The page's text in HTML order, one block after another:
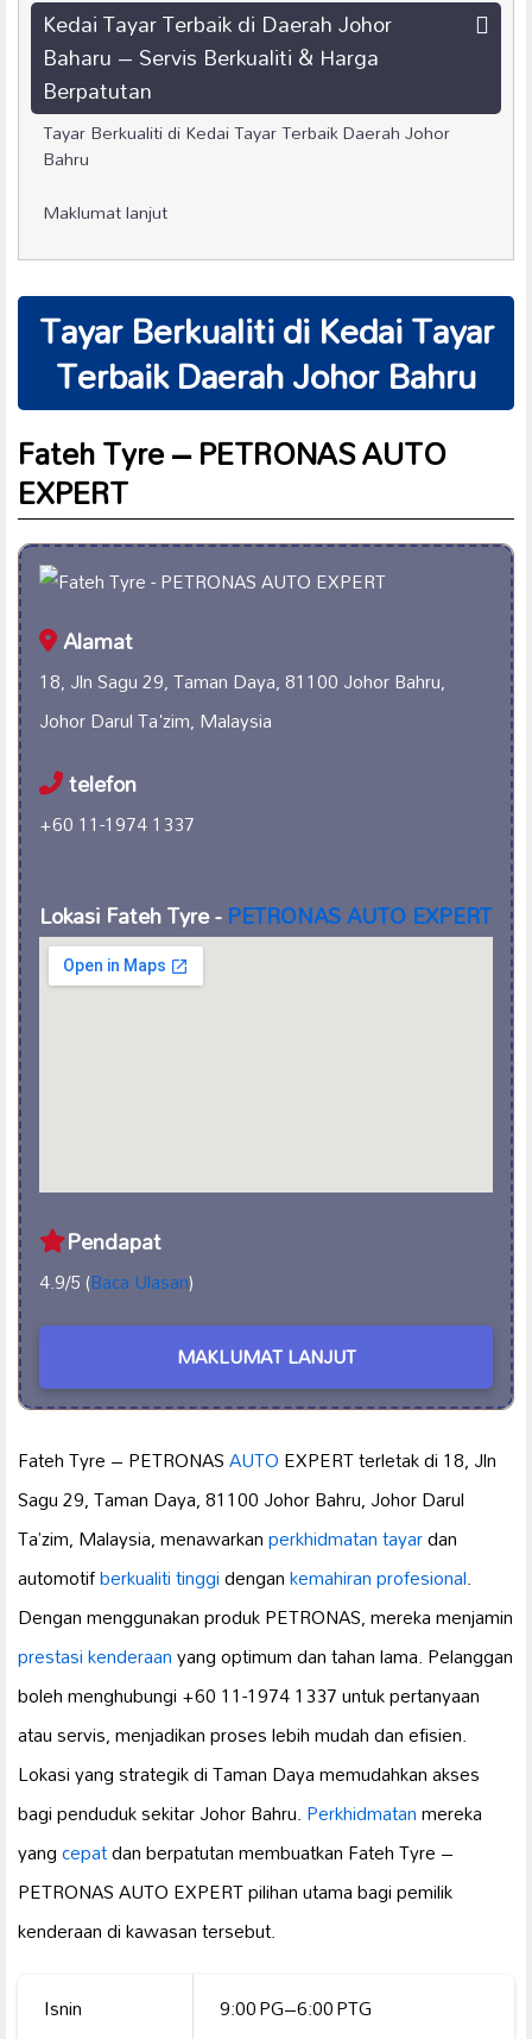
Kedai Tayar Terbaik di Daerah Johor
Baharu – Servis Berkualiti & Harga
Berpatutan
Tayar Berkualiti di Kedai Tayar Terbaik Daerah Johor
Bahru
Maklumat lanjut
Tayar Berkualiti di Kedai Tayar
Terbaik Daerah Johor Bahru
Fateh Tyre – PETRONAS AUTO
EXPERT
Alamat
18, Jln Sagu 29, Taman Daya, 81100 Johor Bahru,
Johor Darul Ta'zim, Malaysia
telefon
+60 11-1974 1337
Lokasi Fateh Tyre -PETRONAS AUTO EXPERT
Pendapat
4.9/5 (Baca Ulasan)
MAKLUMAT LANJUT
Fateh Tyre – PETRONASAUTOEXPERT terletak di 18, Jln
Sagu 29, Taman Daya, 81100 Johor Bahru, Johor Darul
Ta’zim, Malaysia, menawarkanperkhidmatan tayardan
automotifberkualiti tinggidengankemahiran profesional.
Dengan menggunakan produk PETRONAS, mereka menjamin
prestasi kenderaanyang optimum dan tahan lama. Pelanggan
boleh menghubungi +60 11-1974 1337 untuk pertanyaan
atau servis, menjadikan proses lebih mudah dan efisien.
Lokasi yang strategik di Taman Daya memudahkan akses
bagi penduduk sekitar Johor Bahru.Perkhidmatanmereka
yangcepatdan berpatutan membuatkan Fateh Tyre –
PETRONAS AUTO EXPERT pilihan utama bagi pemilik
kenderaan di kawasan tersebut.
Isnin 9:00 PG–6:00 PTG